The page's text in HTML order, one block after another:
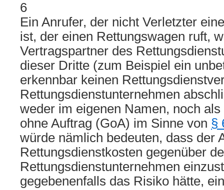
6
Ein Anrufer, der nicht Verletzter
ist, der einen Rettungswagen ruft,
Vertragspartner des
dieser Dritte (zum Beispiel ein
erkennbar keinen
Rettungsdienstunternehmen
weder im eigenen Namen, noch
ohne Auftrag (GoA) im Sinne von §
würde nämlich bedeuten, dass der
Rettungsdienstkosten gegenüber
Rettungsdienstunternehmen
gegebenenfalls das Risiko hätte,